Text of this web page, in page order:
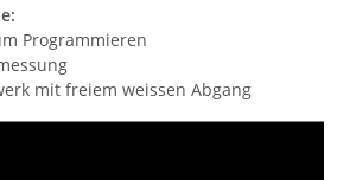
Programmieren
mit freiem weissen Abgang